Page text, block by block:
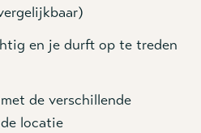
en je durft op te treden
de verschillende
locatie